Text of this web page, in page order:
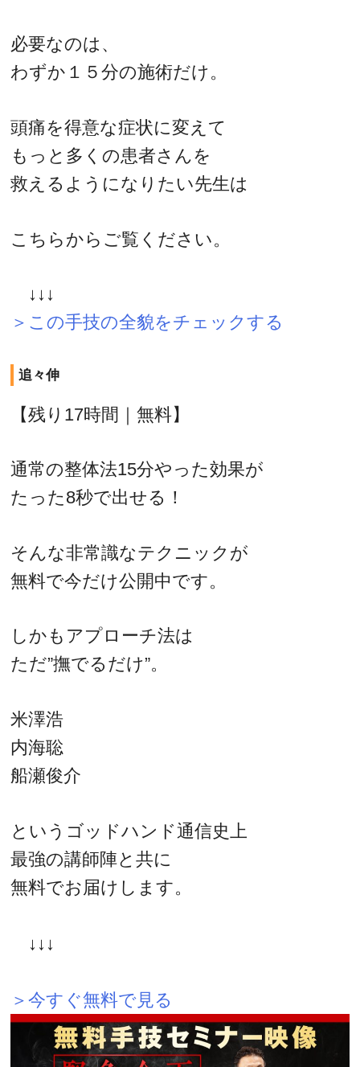
必要なのは、
わずか１５分の施術だけ。
頭痛を得意な症状に変えて
もっと多くの患者さんを
救えるようになりたい先生は
こちらからご覧ください。
↓↓↓
＞この手技の全貌をチェックする
追々伸
【残り17時間｜無料】
通常の整体法15分やった効果が
たった8秒で出せる！
そんな非常識なテクニックが
無料で今だけ公開中です。
しかもアプローチ法は
ただ”撫でるだけ”。
米澤浩
内海聡
船瀬俊介
というゴッドハンド通信史上
最強の講師陣と共に
無料でお届けします。
↓↓↓
＞今すぐ無料で見る